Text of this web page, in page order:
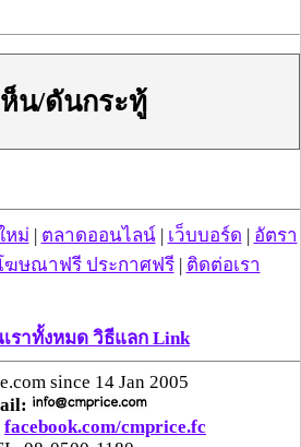
น/ดันกระทู้
หม่ | ตลาดออนไลน์| เว็บบอร์ด | อัตรา
ฆษณาฟรี ประกาศฟรี| ติดต่อเรา
ราทั้งหมด วิธีแลก Link
since 14 Jan 2005
facebook.com/cmprice.fc